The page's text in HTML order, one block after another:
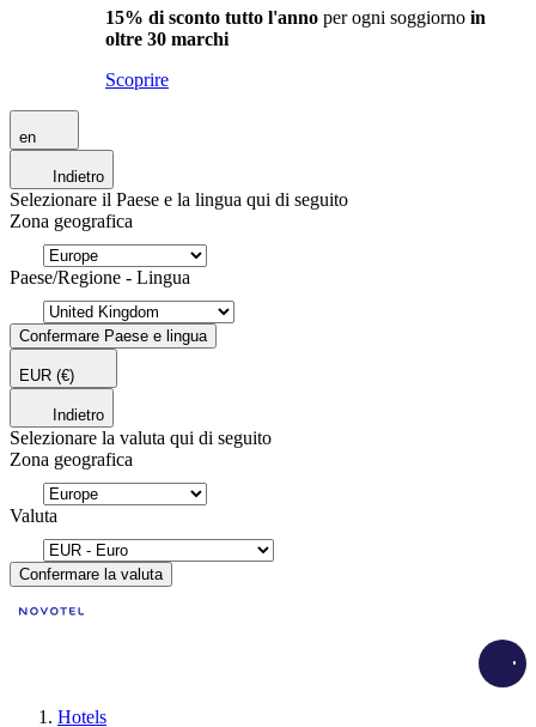
15% di sconto tutto l'anno per ogni soggiorno in
oltre 30 marchi
Scoprire
en
Indietro
Selezionare il Paese e la lingua qui di seguito
Zona geografica
Paese/Regione - Lingua
Confermare Paese e lingua
EUR (€)
Indietro
Selezionare la valuta qui di seguito
Zona geografica
Valuta
Confermare la valuta
Hotels